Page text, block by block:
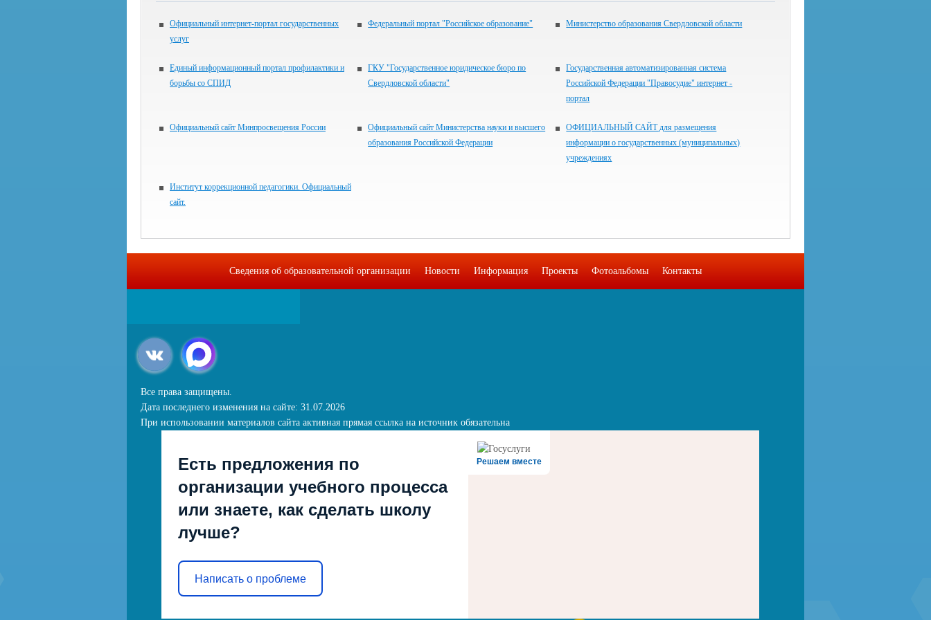
Официальный интернет-портал государственных
услуг
Федеральный портал "Российское образование" Министерство образования Свердловской области
Единый информационный портал профилактики и
борьбы со СПИД
ГКУ "Государственное юридическое бюро по
Свердловской области"
Государственная автоматизированная система
Российской Федерации "Правосудие" интернет -
портал
Официальный сайт Минпросвещения России
Официальный сайт Министерства науки и высшего
образования Российской Федерации
ОФИЦИАЛЬНЫЙ САЙТ для размещения
информации о государственных (муниципальных)
учреждениях
Институт коррекционной педагогики. Официальный
сайт.
Сведения об образовательной организации Новости Информация Проекты Фотоальбомы Контакты
Все права защищены.
Дата последнего изменения на сайте: 31.07.2026
При использовании материалов сайта активная прямая ссылка на источник обязательна
Решаем вместе
Есть предложения по
организации учебного процесса
или знаете, как сделать школу
лучше?
Написать о проблеме